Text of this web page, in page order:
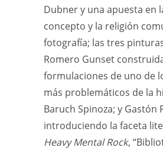
Dubner y una apuesta en
concepto y la religión
fotografía; las tres
Romero Gunset
formulaciones de uno de
más problemáticos de la
Baruch Spinoza; y Gastón
introduciendo la faceta
Heavy Mental Rock,